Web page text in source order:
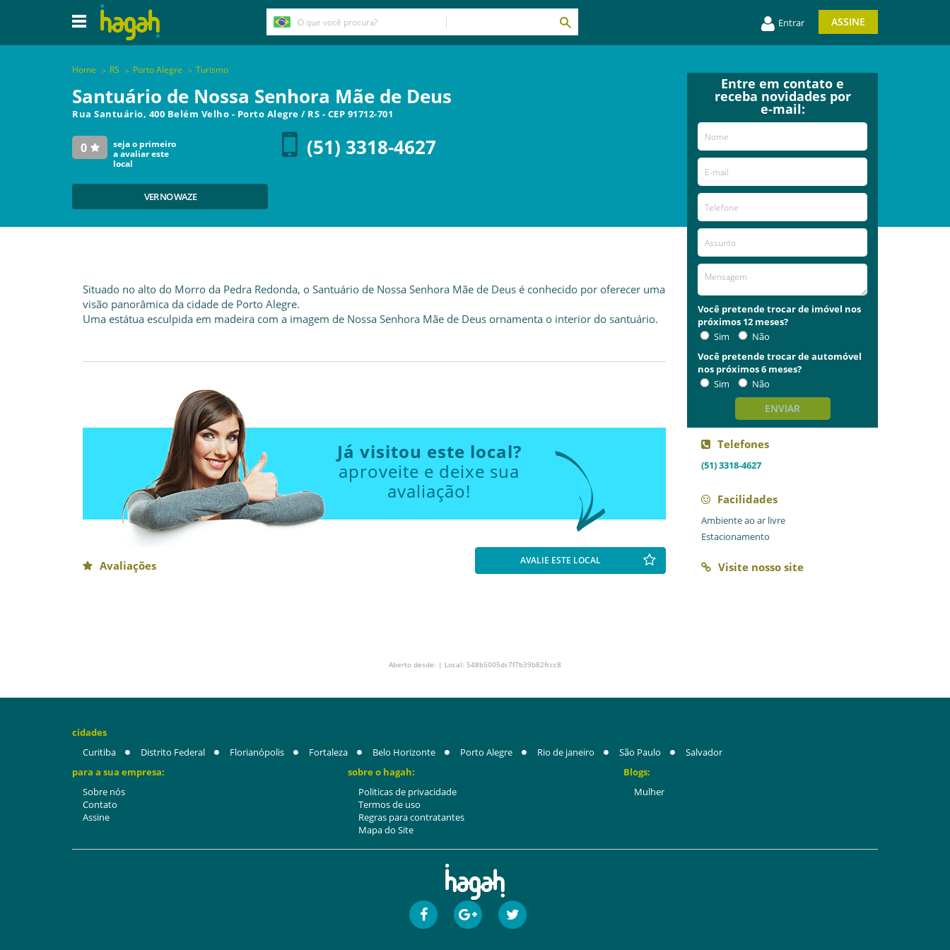
Entrar ASSINE
Home RS Porto Alegre Turismo
Santuário de Nossa Senhora Mãe de Deus
Rua Santuário, 400 Belém Velho - Porto Alegre / RS - CEP 91712-701
0
seja o primeiro
a avaliar este
local
(51) 3318-4627
VER NO WAZE
Situado no alto do Morro da Pedra Redonda, o Santuário de Nossa Senhora Mãe de Deus é conhecido por oferecer uma
visão panorâmica da cidade de Porto Alegre.
Uma estátua esculpida em madeira com a imagem de Nossa Senhora Mãe de Deus ornamenta o interior do santuário.
Já visitou este local?
aproveite e deixe sua
avaliação!
Avaliações AVALIE ESTE LOCAL
Entre em contato e
receba novidades por
e-mail:
Você pretende trocar de imóvel nos
próximos 12 meses?
Sim
Não
Você pretende trocar de automóvel
nos próximos 6 meses?
Sim
Não
ENVIAR
Telefones
(51) 3318-4627
Facilidades
Ambiente ao ar livre
Estacionamento
Visite nosso site
Aberto desde: | Local: 548b5005dc7f7b39b82fccc8
cidades
Curitiba
Distrito Federal Florianópolis Fortaleza Belo Horizonte Porto Alegre Rio de janeiro São Paulo
Salvador
para a sua empresa:
Sobre nós
Contato
Assine
sobre o hagah:
Politicas de privacidade
Termos de uso
Regras para contratantes
Mapa do Site
Blogs:
Mulher